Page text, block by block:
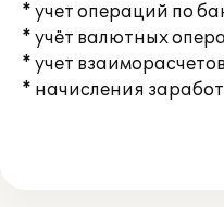
* учет операций по
* учёт валютных
* учет
* начисления